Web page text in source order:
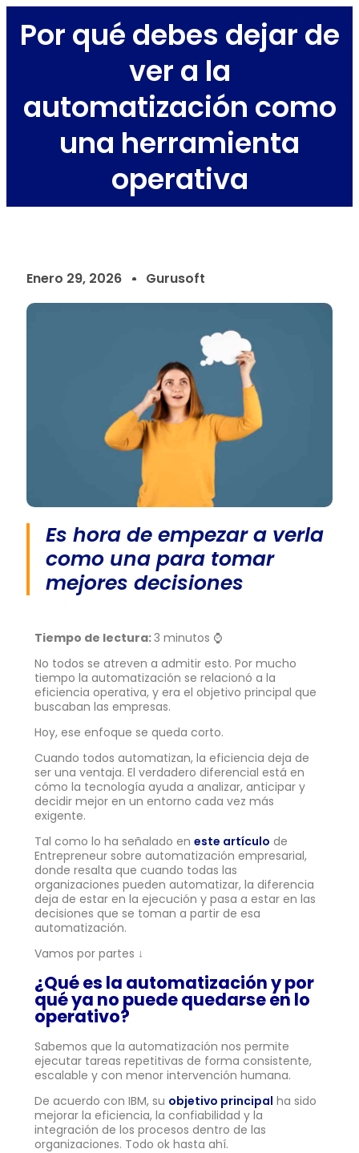
Por qué debes dejar de
ver a la
automatización como
una herramienta
operativa
Enero 29, 2026 Gurusoft
Es hora de empezar a verla
como una para tomar
mejores decisiones
Tiempo de lectura:3 minutos ⌚
No todos se atreven a admitir esto. Por mucho
tiempo la automatización se relacionó a la
eficiencia operativa, y era el objetivo principal que
buscaban las empresas.
Hoy, ese enfoque se queda corto.
Cuando todos automatizan, la eficiencia deja de
ser una ventaja. El verdadero diferencial está en
cómo la tecnología ayuda a analizar, anticipar y
decidir mejor en un entorno cada vez más
exigente.
Tal como lo ha señalado en este artículo de
Entrepreneur sobre automatización empresarial,
donde resalta que cuando todas las
organizaciones pueden automatizar, la diferencia
deja de estar en la ejecución y pasa a estar en las
decisiones que se toman a partir de esa
automatización.
Vamos por partes ↓
¿Qué es la automatización y por
qué ya no puede quedarse en lo
operativo?
Sabemos que la automatización nos permite
ejecutar tareas repetitivas de forma consistente,
escalable y con menor intervención humana.
De acuerdo con IBM, su objetivo principal ha sido
mejorar la eficiencia, la confiabilidad y la
integración de los procesos dentro de las
organizaciones. Todo ok hasta ahí.